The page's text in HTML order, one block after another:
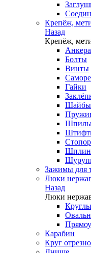
Крепёж,
Назад
Крепёж,
Анкера
Болты
Винты
Гайки
Шайбы
Зажимы для
Люки
Назад
Люки
Карабин
Круг